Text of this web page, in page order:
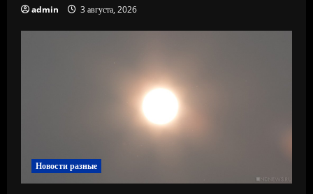
admin 3 августа, 2026
Новости разные